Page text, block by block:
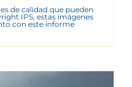
de calidad que pueden
IPS, estas imágenes
con este informe